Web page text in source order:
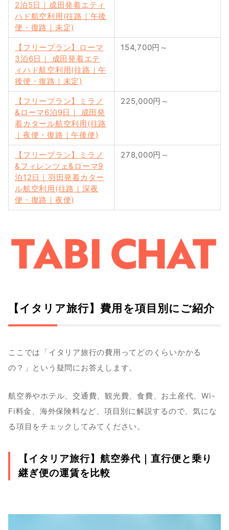
2泊5日｜成田発着エティ
ハド航空利用(往路｜午後
便・復路｜未定)
【フリープラン】ローマ
3泊6日｜ 成田発着エテ
ィハド航空利用(往路｜午
後便・復路｜未定)
154,700円～
【フリープラン】ミラノ
&ローマ6泊9日｜ 成田発
着カタール航空利用(往路
｜夜便・復路｜午後便)
225,000円～
【フリープラン】ミラノ
&フィレンツェ&ローマ9
泊12日｜羽田発着カター
ル航空利用(往路｜深夜
便・復路｜夜便)
278,000円～
【イタリア旅行】費用を項目別にご紹介
ここでは「イタリア旅行の費用ってどのくらいかかる
の？」という疑問にお答えします。
航空券やホテル、交通費、観光費、食費、お土産代、Wi-
Fi料金、海外保険料など、項目別に解説するので、気にな
る項目をチェックしてみてください。
【イタリア旅行】航空券代｜直行便と乗り
継ぎ便の運賃を比較